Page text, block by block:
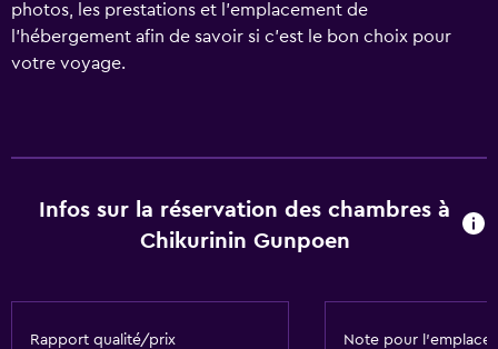
photos, les prestations et l’emplacement de
l’hébergement afin de savoir si c’est le bon choix pour
votre voyage.
Infos sur la réservation des chambres à
Chikurinin Gunpoen
Rapport qualité/prix Note pour